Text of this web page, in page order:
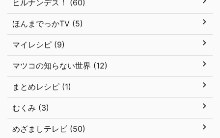
ヒルナンデス！ (60)
ほんまでっかTV (5)
マイレシピ (9)
マツコの知らない世界 (12)
まとめレシピ (1)
むくみ (3)
めざましテレビ (50)